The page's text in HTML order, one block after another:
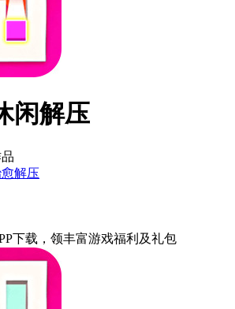
闲解压
解压
下载 ，领丰富游戏福利 及礼包